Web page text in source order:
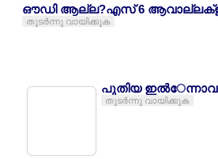
ഔഡി ആല്ല?എസ് 6 ആവാല്ലക്ള്
തുടര്‍ന്നു വായിക്കുക
പുതിയ
തുടര്‍ന്നു വായിക്കുക